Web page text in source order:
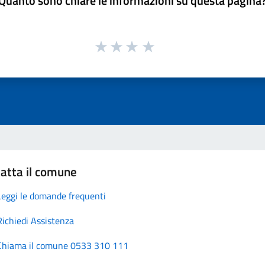
il comune
le domande frequenti
Assistenza
il comune 0533 310 111